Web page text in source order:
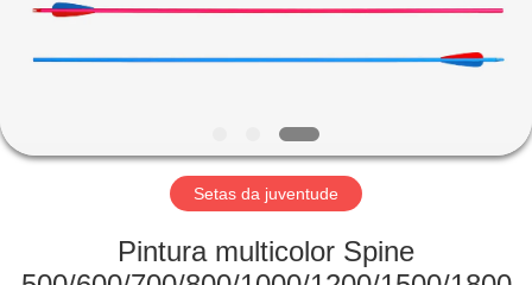
SOBRE
EXCURSÃO
FÁBRICA
Setas da juventude
Pintura multicolor Spine